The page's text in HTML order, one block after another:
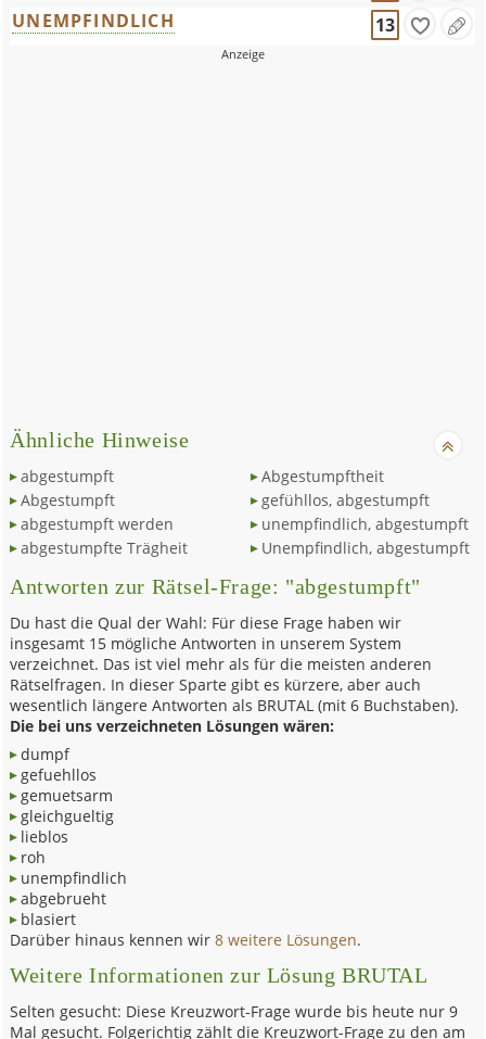
UNEMPFINDLICH
13
Ähnliche Hinweise
abgestumpft
Abgestumpft
abgestumpft werden
abgestumpfte Trägheit
Abgestumpftheit
gefühllos, abgestumpft
unempfindlich, abgestumpft
Unempfindlich, abgestumpft
Antworten zur Rätsel-Frage: "abgestumpft"
Du hast die Qual der Wahl: Für diese Frage haben wir
insgesamt 15 mögliche Antworten in unserem System
verzeichnet. Das ist viel mehr als für die meisten anderen
Rätselfragen. In dieser Sparte gibt es kürzere, aber auch
wesentlich längere Antworten als BRUTAL (mit 6 Buchstaben).
Die bei uns verzeichneten Lösungen wären:
dumpf
gefuehllos
gemuetsarm
gleichgueltig
lieblos
roh
unempfindlich
abgebrueht
blasiert
Darüber hinaus kennen wir8 weitere Lösungen.
Weitere Informationen zur Lösung BRUTAL
Selten gesucht: Diese Kreuzwort-Frage wurde bis heute nur 9
Mal gesucht. Folgerichtig zählt die Kreuzwort-Frage zu den am